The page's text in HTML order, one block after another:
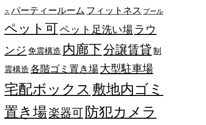
ス パーティールーム フィットネス プール
ペット可ペット足洗い場 ラウ
ンジ 免震構造 内廊下分譲賃貸制
震構造各階ゴミ置き場大型駐車場
宅配ボックス 敷地内ゴミ
置き場楽器可防犯カメラ